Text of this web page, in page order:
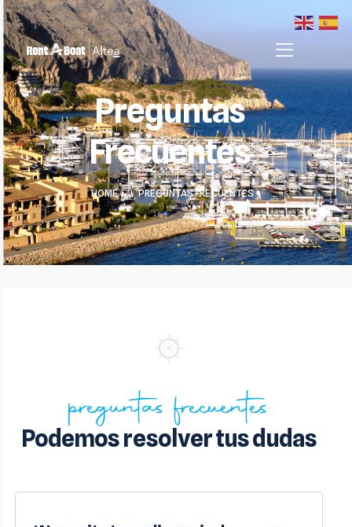
Preguntas
Frecuentes
HOME > PREGUNTAS FRECUENTES
preguntas frecuentes
Podemos resolver tus dudas